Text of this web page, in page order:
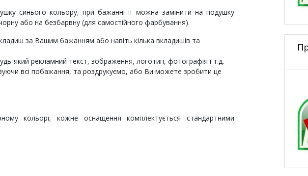
синього кольору, при бажанні її можна замінити на подушку
або на безбарвну (для самостійного фарбування).
за Вашим бажанням або навіть кілька вкладишів та
який рекламний текст, зображення, логотип, фотографія і т.д.
всі побажання, та роздрукуємо, або Ви можете зробити це
кольорі, кожне оснащення комплектується стандартними